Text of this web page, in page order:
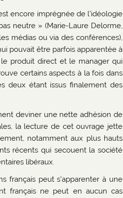
encore imprégnée de l’idéologie
neutre » (Marie-Laure Delorme,
médias ou via des conférences),
pouvait être parfois apparentée à
produit direct et le manager qui
certains aspects à la fois dans
deux étant issus finalement des
deviner une nette adhésion de
la lecture de cet ouvrage jette
notamment aux plus hauts
récents qui secouent la société
libéraux.
français peut s’apparenter à une
français ne peut en aucun cas